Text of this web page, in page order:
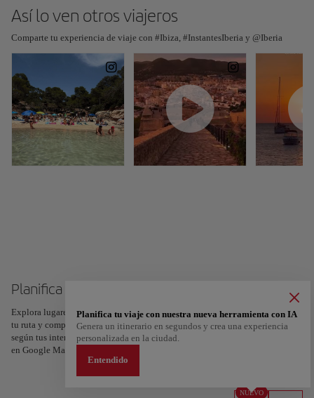
Así lo ven otros viajeros
Comparte tu experiencia de viaje con #Ibiza, #InstantesIberia y @Iberia
Planifica tu viaje a Ibiza
Explora lugares, experiencias y marca con el corazón tus favoritos para crear
tu ruta y compartirla. ¿Quieres más ideas? Obtén un itinerario personalizado
según tus intereses y la duración de tu viaje: en sólo dos pasos y descargable
en Google Maps.
NUEVO
Planifica tu viaje con nuestra nueva herramienta con IA
Genera un itinerario en segundos y crea una experiencia
personalizada en la ciudad.
Entendido